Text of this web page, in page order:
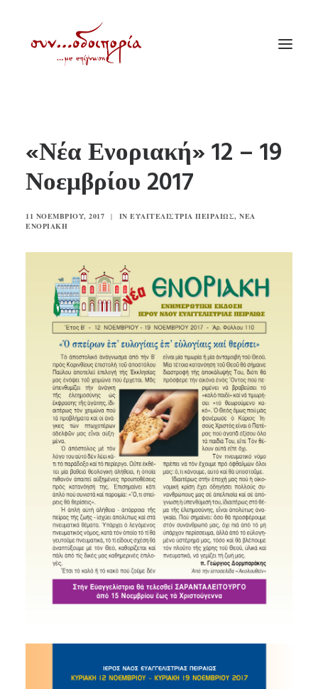
ΘΕΜΑΤΟΛΟΓΙΑ
ΑΝΑΚΟΙΝΩΣΕΙΣ
ΕΥΑΓΓΕΛΙΣΤΡΙΑ ΠΕΙΡΑΙΏΣ
VIDEO
ΠΑΛΑΙΑ ΣΥΝΟΔΟΙΠΟΡΙΑ
ΕΠΙΚΟΙΝΩΝΙΑ
SEARCH
«Νέα Ενοριακή» 12 – 19
Νοεμβρίου 2017
11 ΝΟΕΜΒΡΊΟΥ, 2017 | IN ΕΥΑΓΓΕΛΊΣΤΡΙΑ ΠΕΙΡΑΙΏΣ, ΝΈΑ
ΕΝΟΡΙΑΚΉ